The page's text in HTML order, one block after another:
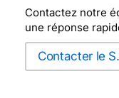
Contactez notre
une réponse
Contacter le